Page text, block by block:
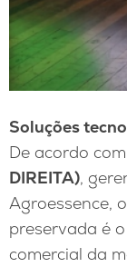
Soluções
De acordo
DIREITA),
Agroessence,
preservada é
comercial da